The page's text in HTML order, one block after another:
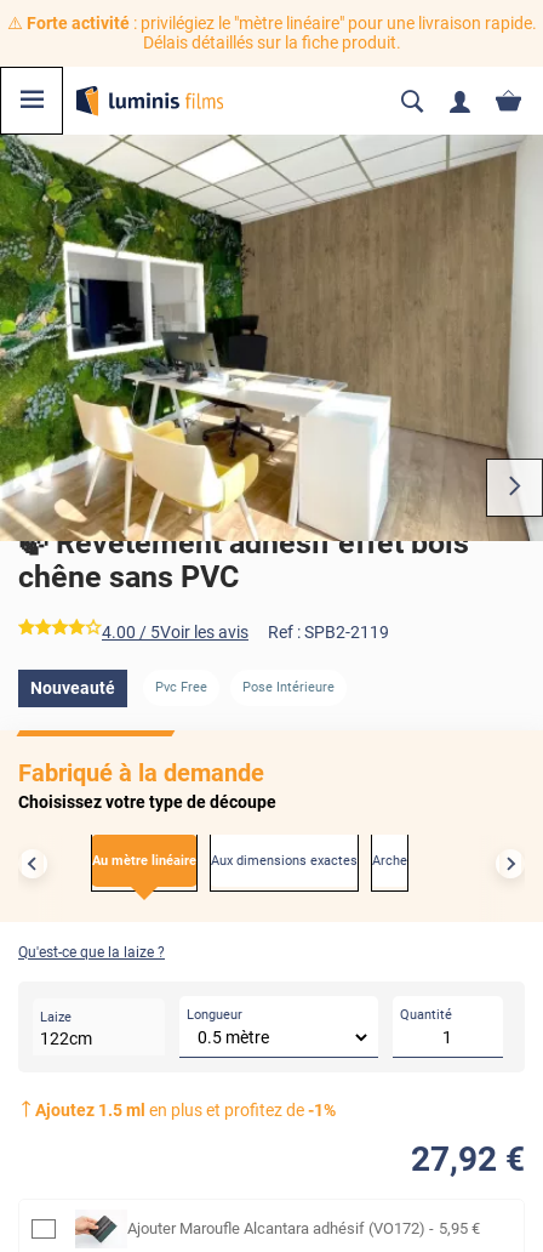
⚠️ Forte activité: privilégiez le "mètre linéaire" pour une livraison rapide.
Délais détaillés sur la fiche produit.
🍃 Revêtement adhésif effet bois
chêne sans PVC
*****
4.00 / 5Voir les avis Ref :SPB2-2119
Nouveauté Pvc Free Pose Intérieure
Fabriqué à la demande
Choisissez votre type de découpe
Au mètre linéaire Aux dimensions exactes Arche
Qu'est-ce que la laize ?
Laize
122cm
Longueur Quantité
Ajoutez 1.5ml en plus et profitez de-1%
27,92 €
Ajouter Maroufle Alcantara adhésif (VO172) - 5,95 €